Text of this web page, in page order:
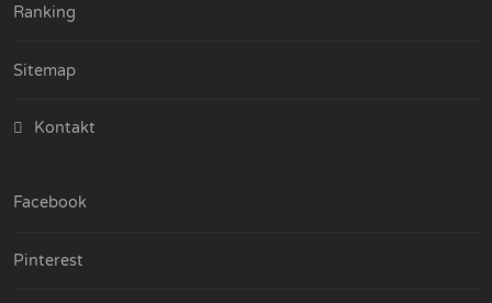
Ranking
Sitemap
Kontakt
Facebook
Pinterest